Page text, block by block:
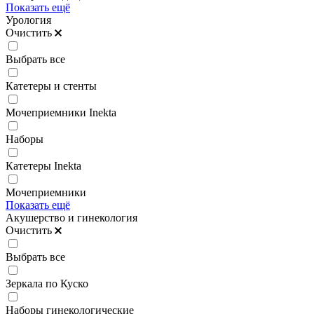
Показать ещё
Урология
Очистить
Выбрать все
Катетеры и стенты
Мочеприемники Inekta
Наборы
Катетеры Inekta
Мочеприемники
Показать ещё
Акушерство и гинекология
Очистить
Выбрать все
Зеркала по Куско
Наборы гинекологические